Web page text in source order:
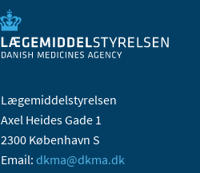
Lægemiddelstyrelsen
Axel Heides Gade 1
2300 København S
Email: dkma@dkma.dk